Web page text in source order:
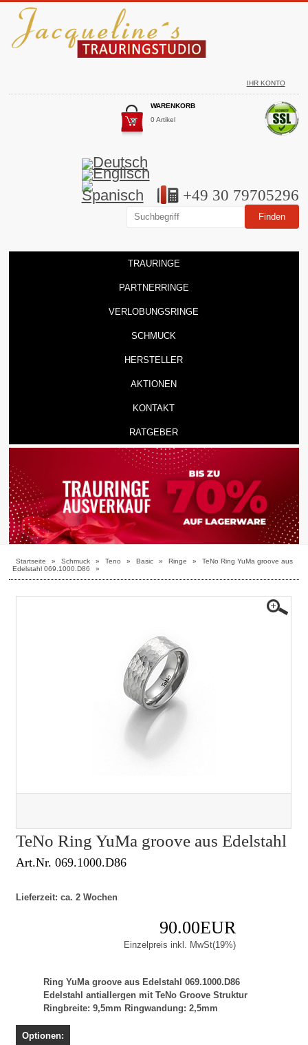
IHR KONTO
WARENKORB
0 Artikel
+49 30 79705296
TRAURINGE
PARTNERRINGE
VERLOBUNGSRINGE
SCHMUCK
HERSTELLER
AKTIONEN
KONTAKT
RATGEBER
Startseite » Schmuck » Teno » Basic » Ringe »
TeNo Ring YuMa groove aus
Edelstahl 069.1000.D86
»
TeNo Ring YuMa groove aus Edelstahl
Art.Nr. 069.1000.D86
Lieferzeit: ca. 2 Wochen
90.00EUR
Einzelpreis inkl. MwSt(19%)
Ring YuMa groove aus Edelstahl 069.1000.D86
Edelstahl antiallergen mit TeNo Groove Struktur
Ringbreite: 9,5mm Ringwandung: 2,5mm
Optionen: